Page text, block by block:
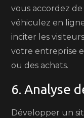
vous accordez de
véhiculez en
inciter les
votre entreprise
ou des achats.
6. Analyse
Développer un